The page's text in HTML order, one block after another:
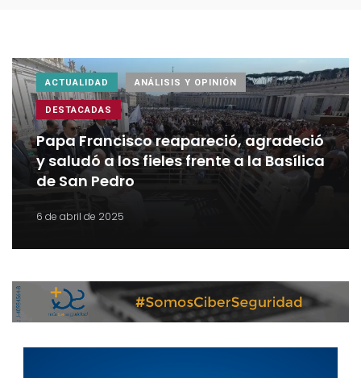
ACTUALIDAD ANÁLISIS Y OPINIÓN
DESTACADAS
Papa Francisco reapareció, agradeció
y saludó a los fieles frente a la Basílica
de San Pedro
6 de abril de 2025